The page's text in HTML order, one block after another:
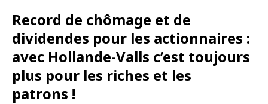
Record de chômage et de
dividendes pour les actionnaires :
avec Hollande-Valls c’est toujours
plus pour les riches et les
patrons !